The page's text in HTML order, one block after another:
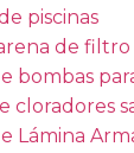
piscinas
de filtro
bombas
cloradores
Lámina